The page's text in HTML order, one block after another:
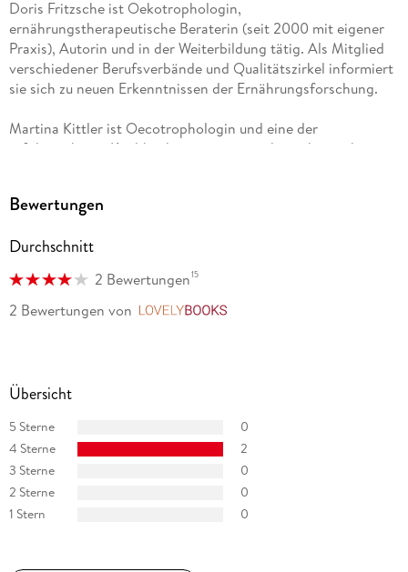
Doris Fritzsche ist Oekotrophologin,
ernährungstherapeutische Beraterin (seit 2000 mit eigener
Praxis), Autorin und in der Weiterbildung tätig. Als Mitglied
verschiedener Berufsverbände und Qualitätszirkel informiert
sie sich zu neuen Erkenntnissen der Ernährungsforschung.
Martina Kittler ist Oecotrophologin und eine der
erfolgreichsten Kochbuchautorinnen im deutschsprachigen
Bewertungen
Durchschnitt
2 Bewertungen15
2 Bewertungen von
Übersicht
5 Sterne
0
4 Sterne
2
3 Sterne
0
2 Sterne
0
1 Stern
0